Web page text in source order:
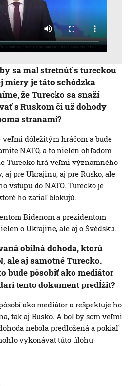
sa mal stretnúť s tureckou
miery je táto schôdzka
že Turecko sa snaží
s Ruskom či už dohody
stranami?
veľmi dôležitým hráčom a bude
NATO, a to nielen ohľadom
Turecko hrá veľmi významného
aj pre Ukrajinu, aj pre Rusko, ale
vstupu do NATO. Turecko je
ho zatiaľ blokujú.
Bidenom a prezidentom
o Ukrajine, ale aj o Švédsku.
obilná dohoda, ktorú
ale aj samotné Turecko.
bude pôsobiť ako mediátor
tento dokument predĺžiť?
ako mediátor a rešpektuje ho
tak aj Rusko. A bol by som veľmi
nebola predložená a pokiaľ
vykonávať túto úlohu